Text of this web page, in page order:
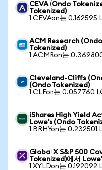
CEVA (Ondo
Tokenized)
1 CEVAon는 0.162595
ACM Research
Tokenized)
1 ACMRon는
Cleveland-Cliffs
(Ondo Tokenized)
1 CLFon는 0.057760
iShares High Yield
Lowe's (Ondo
1 BRHYon는 0.232501
Global X S&P 500
Tokenized)에서
1 XYLDon는 0.192092